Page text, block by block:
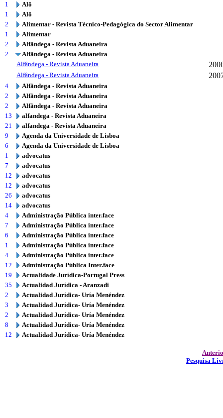
1
Alô
1
Alô
2
Alimentar - Revista Técnico-Pedagógica do Sector Alimentar
1
Alimentar
2
Alfândega - Revista Aduaneira
2
Alfândega - Revista Aduaneira
Alfândega - Revista Aduaneira
Alfândega - Revista Aduaneira
4
Alfândega - Revista Aduaneira
2
Alfândega - Revista Aduaneira
2
Alfândega - Revista Aduaneira
13
alfandega - Revista Aduaneira
21
alfandega - Revista Aduaneira
9
Agenda da Universidade de Lisboa
6
Agenda da Universidade de Lisboa
1
advocatus
7
advocatus
12
advocatus
12
advocatus
26
advocatus
14
advocatus
4
Administração Pública inter.face
7
Administração Pública inter.face
6
Administração Pública inter.face
1
Administração Pública inter.face
4
Administração Pública inter.face
12
Administração Pública Inter.face
19
Actualidade Jurídica-Portugal Press
35
Actualidad Jurídica - Aranzadi
2
Actualidad Jurídica- Uría Menéndez
3
Actualidad Jurídica- Uría Menéndez
2
Actualidad Jurídica- Uría Menéndez
8
Actualidad Jurídica- Uría Menéndez
12
Actualidad Jurídica- Uría Menéndez
Pesquisa